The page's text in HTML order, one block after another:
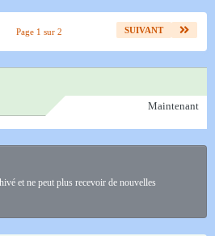
SUIVANT
Page 1 sur 2
Maintenant
et ne peut plus recevoir de nouvelles